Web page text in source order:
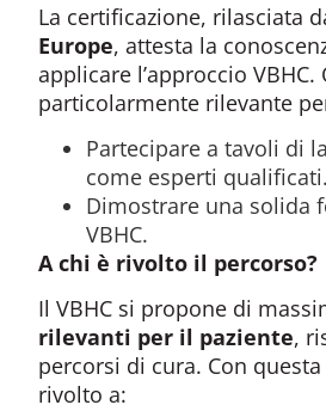
La certificazione, rilasciata
Europe, attesta la
applicare l’approccio
particolarmente rilevante
Partecipare a tavoli di
come esperti qualificati.
Dimostrare una solida
VBHC.
A chi è rivolto il percorso?
Il VBHC si propone di
rilevanti per il paziente,
percorsi di cura. Con
rivolto a: